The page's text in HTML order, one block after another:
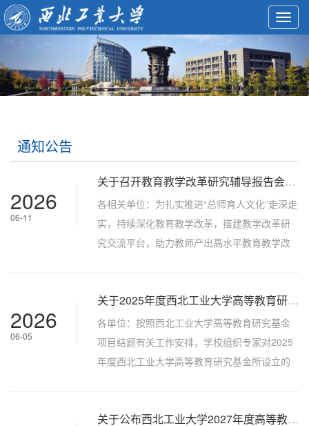
通知公告
2026
06-11
关于召开教育教学改革研究辅导报告会的通知
各相关单位：为扎实推进“总师育人文化”走深走
实，持续深化教育教学改革，搭建教学改革研
究交流平台，助力教师产出高水平教育教学改
所长、教育部长江学者特聘教授眭依凡到校作
辅导，请各位老师积极参加。一、报告题目
《聚焦杰出校友科技资源开发的研究型大学“教
育科技人才一体化”推进行动》二、会议安排时
2026
06-05
关于2025年度西北工业大学高等教育研究基金结题验收结果的公示
各单位：按照西北工业大学高等教育研究基金
项目结题有关工作安排，学校组织专家对2025
年度西北工业大学高等教育研究基金所设立的
示，如有异议，请于公示之日起5个工作日内，关于公布西北工业大学2027年度高等教育研究基金立项项目的通知